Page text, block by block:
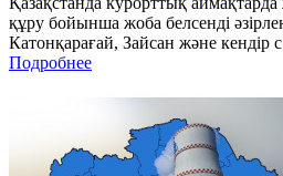
құру бойынша жоба белсенді
Катонқарағай, Зайсан және кендір с
Подробнее